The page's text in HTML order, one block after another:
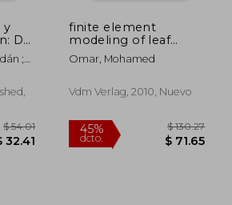
$ 63.36
$ 38.02
45%
dcto.
y
De
;
finite element
modeling of leaf
springs in multibody
systems (en Inglés)
Omar, Mohamed
Vdm Verlag, 2010, Nuevo